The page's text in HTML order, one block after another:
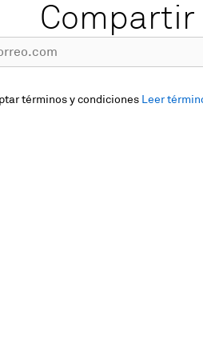
términos y condiciones Leer